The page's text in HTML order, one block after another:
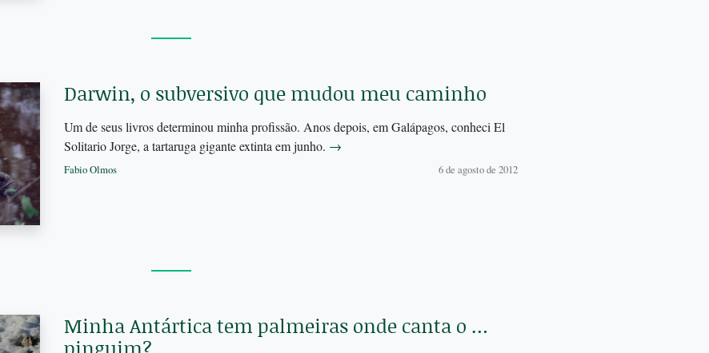
Darwin, o subversivo que mudou meu caminho
Um de seus livros determinou minha profissão. Anos depois, em Galápagos, conheci El
Solitario Jorge, a tartaruga gigante extinta em junho. →
Fabio Olmos 6 de agosto de 2012
Minha Antártica tem palmeiras onde canta o …